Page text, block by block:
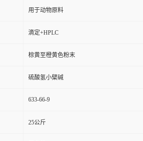
用于动物原料
滴定+HPLC
棕黄至橙黄色粉末
硫酸氢小檗碱
633-66-9
25公斤